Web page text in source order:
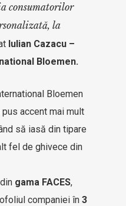
consumatorilor
la
Iulian Cazacu –
Bloemen.
Bloemen
accent mai mult
să iasă din tipare
fel de ghivece din
gama FACES,
companiei în3